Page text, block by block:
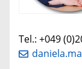
Tel.: +049